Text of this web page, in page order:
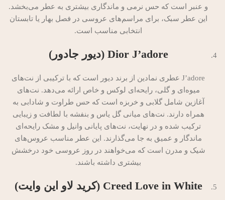
و عنبر است که حس نرمی و ماندگاری بیشتری به عطر می‌بخشد.
این عطر سبک، برای مراسم‌های عروسی در فصل بهار یا تابستان
انتخابی مناسب است.
Dior J’adore (دیور جادور)
J’adore عطری نمادین از برند دیور است که با ترکیبی از نت‌های
میوه‌ای و گلی، رایحه‌ای لوکس و خاص ارائه می‌دهد. نت‌های
آغازین شامل گلابی و خربزه است که حس طراوت و شادابی به
همراه دارند. نت‌های میانی گل یاس و بنفشه با لطافت و زیبایی
ترکیب شده و در نهایت، نت‌های پایانی وانیل و مشک رایحه‌ای
ماندگار و عمیق به جا می‌گذارند. این عطر مناسب عروس‌های
شیک و مدرن است که می‌خواهند در روز عروسی خود درخشش
بیشتری داشته باشند.
Creed Love in White (کرید لاو این وایت)